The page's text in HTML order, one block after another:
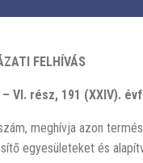
FELHÍVÁS
VI. rész, 191 (XXIV).
meghívja azon
egyesületeket és